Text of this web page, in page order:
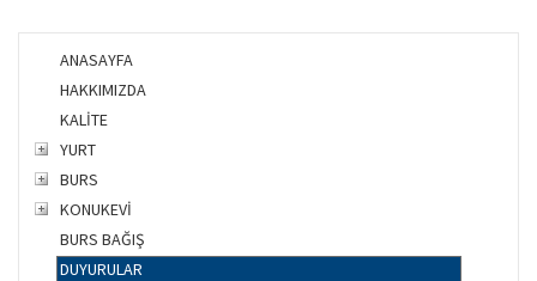
ANASAYFA
HAKKIMIZDA
KALİTE
YURT
BURS
KONUKEVİ
BURS BAĞIŞ
DUYURULAR